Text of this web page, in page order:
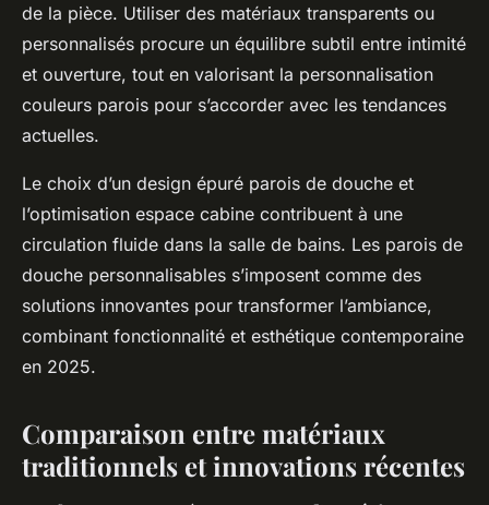
de la pièce. Utiliser des matériaux transparents ou
personnalisés procure un équilibre subtil entre intimité
et ouverture, tout en valorisant la personnalisation
couleurs parois pour s’accorder avec les tendances
actuelles.
Le choix d’un design épuré parois de douche et
l’optimisation espace cabine contribuent à une
circulation fluide dans la salle de bains. Les parois de
douche personnalisables s’imposent comme des
solutions innovantes pour transformer l’ambiance,
combinant fonctionnalité et esthétique contemporaine
en 2025.
Comparaison entre matériaux
traditionnels et innovations récentes